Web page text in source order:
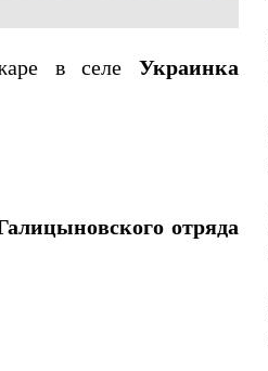
в селе Украинка
отряда